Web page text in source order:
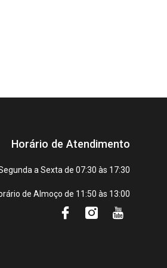
Horário de Atendimento
a Sexta de 07:30 às 17:30
de Almoço de 11:50 às 13:00